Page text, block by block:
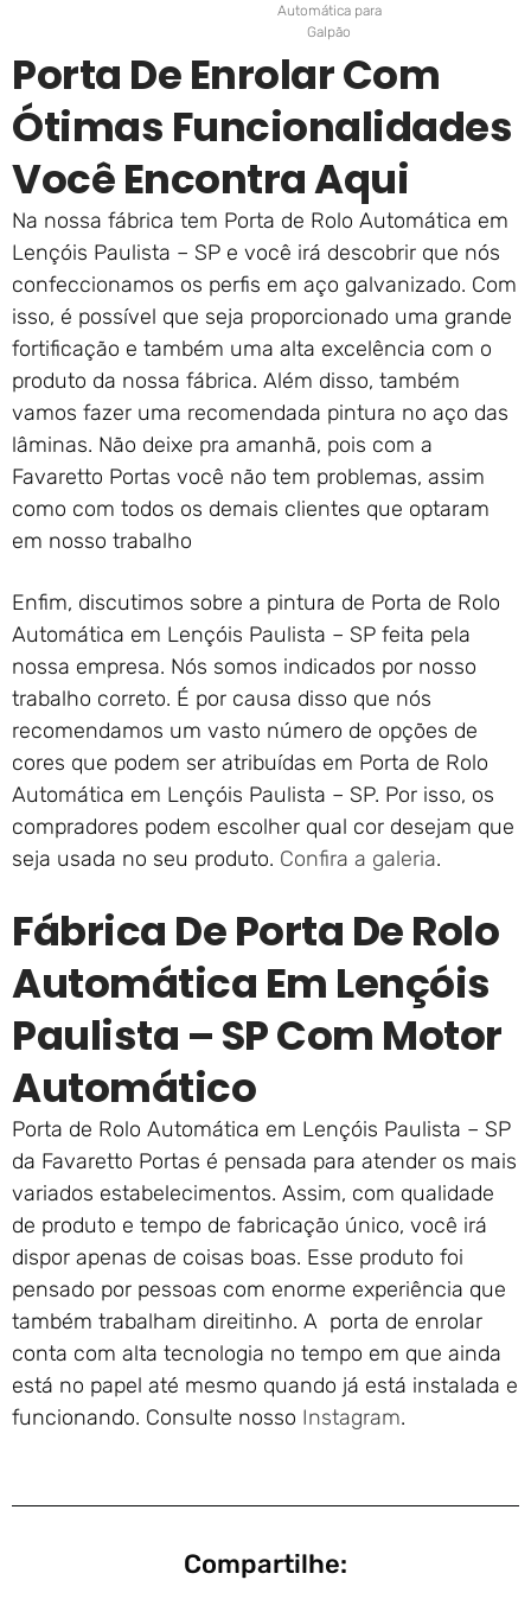
Automática para
Galpão
Porta De Enrolar Com
Ótimas Funcionalidades
Você Encontra Aqui
Na nossa fábrica tem Porta de Rolo Automática em
Lençóis Paulista – SP e você irá descobrir que nós
confeccionamos os perfis em aço galvanizado. Com
isso, é possível que seja proporcionado uma grande
fortificação e também uma alta excelência com o
produto da nossa fábrica. Além disso, também
vamos fazer uma recomendada pintura no aço das
lâminas. Não deixe pra amanhã, pois com a
Favaretto Portas você não tem problemas, assim
como com todos os demais clientes que optaram
em nosso trabalho
Enfim, discutimos sobre a pintura de Porta de Rolo
Automática em Lençóis Paulista – SP feita pela
nossa empresa. Nós somos indicados por nosso
trabalho correto. É por causa disso que nós
recomendamos um vasto número de opções de
cores que podem ser atribuídas em Porta de Rolo
Automática em Lençóis Paulista – SP. Por isso, os
compradores podem escolher qual cor desejam que
seja usada no seu produto. Confira a galeria.
Fábrica De Porta De Rolo
Automática Em Lençóis
Paulista – SP Com Motor
Automático
Porta de Rolo Automática em Lençóis Paulista – SP
da Favaretto Portas é pensada para atender os mais
variados estabelecimentos. Assim, com qualidade
de produto e tempo de fabricação único, você irá
dispor apenas de coisas boas. Esse produto foi
pensado por pessoas com enorme experiência que
também trabalham direitinho. A porta de enrolar
conta com alta tecnologia no tempo em que ainda
está no papel até mesmo quando já está instalada e
funcionando. Consulte nosso Instagram.
Compartilhe: